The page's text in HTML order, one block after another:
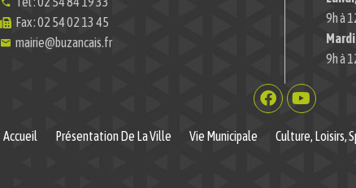
Fax : 02 54 02 13 45
mairie@buzancais.fr
9h à
9h à
Accueil Présentation De La Ville Vie Municipale Culture, Loisirs,